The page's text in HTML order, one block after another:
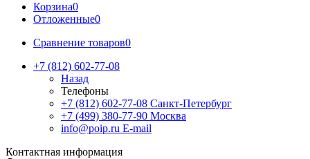
Корзина0
Отложенные0
Сравнение товаров0
+7 (812) 602-77-08
Назад
Телефоны
+7 (812) 602-77-08 Санкт-Петербург
+7 (499) 380-77-90 Москва
info@poip.ru E-mail
Контактная информация